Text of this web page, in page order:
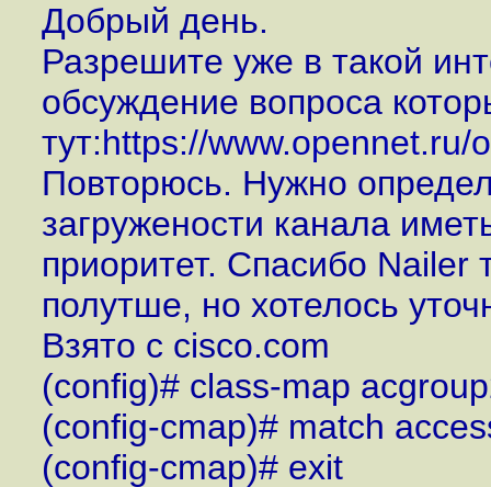
Добрый день.
Разрешите уже в такой
обсуждение вопроса
тут:https://www.opennet.ru/
Повторюсь. Нужно
загружености канала
приоритет. Спасибо
полутше, но хотелось
Взято с cisco.com
(config)# class-map
(config-cmap)# match
(config-cmap)# exit